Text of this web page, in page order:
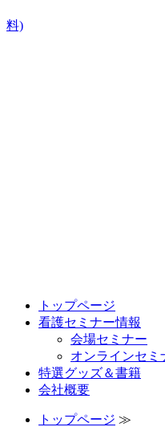
料)
トップページ
看護セミナー情報
会場セミナー
オンラインセミ
特選グッズ＆書籍
会社概要
トップページ ≫